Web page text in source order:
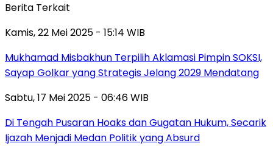
Berita Terkait
Kamis, 22 Mei 2025 - 15:14 WIB
Mukhamad Misbakhun Terpilih Aklamasi Pimpin SOKSI,
Sayap Golkar yang Strategis Jelang 2029 Mendatang
Sabtu, 17 Mei 2025 - 06:46 WIB
Di Tengah Pusaran Hoaks dan Gugatan Hukum, Secarik
Ijazah Menjadi Medan Politik yang Absurd